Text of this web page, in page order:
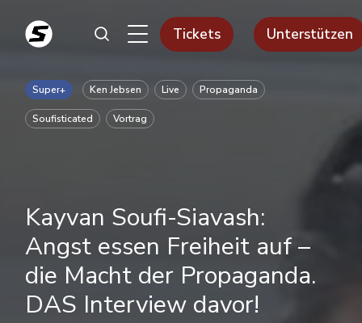
Tickets Unterstützen
Super+ Ken Jebsen Live Propaganda
Soufisticated Vortrag
Kayvan Soufi-Siavash:
Angst essen Freiheit auf –
die Macht der Propaganda.
DAS Interview davor!